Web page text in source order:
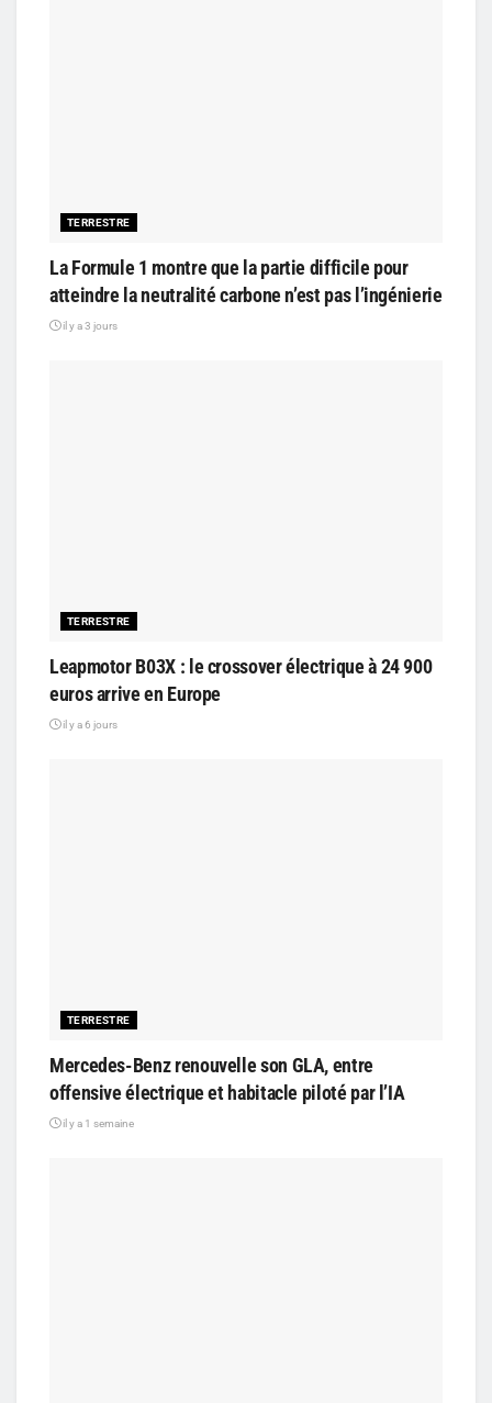
TERRESTRE
La Formule 1 montre que la partie difficile pour
atteindre la neutralité carbone n’est pas l’ingénierie
il y a 3 jours
TERRESTRE
Leapmotor B03X : le crossover électrique à 24 900
euros arrive en Europe
il y a 6 jours
TERRESTRE
Mercedes-Benz renouvelle son GLA, entre
offensive électrique et habitacle piloté par l’IA
il y a 1 semaine